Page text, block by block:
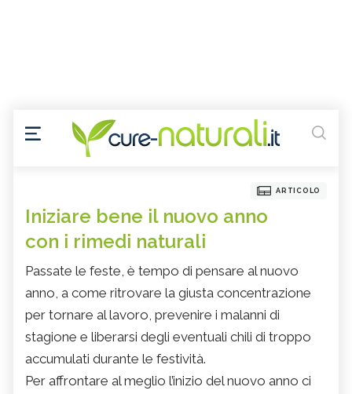
ARTICOLO
Iniziare bene il nuovo anno
con i rimedi naturali
Passate le feste, è tempo di pensare al nuovo
anno, a come ritrovare la giusta concentrazione
per tornare al lavoro, prevenire i malanni di
stagione e liberarsi degli eventuali chili di troppo
accumulati durante le festività.
Per affrontare al meglio l’inizio del nuovo anno ci